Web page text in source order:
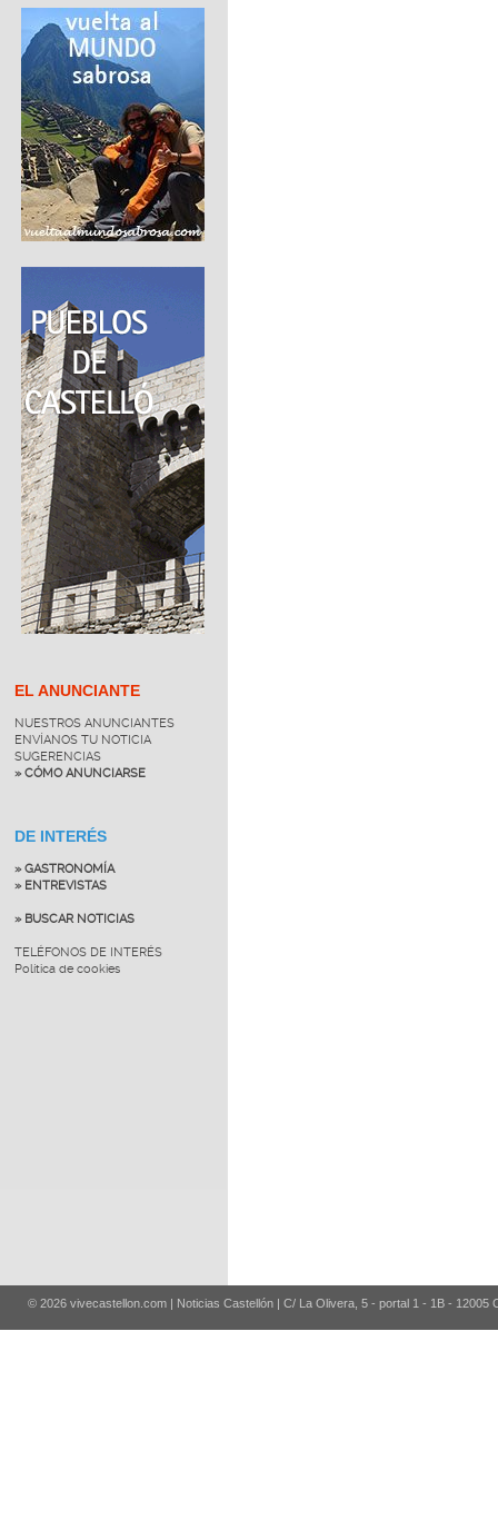
EL ANUNCIANTE
NUESTROS ANUNCIANTES
ENVÍANOS TU NOTICIA
SUGERENCIAS
» CÓMO ANUNCIARSE
DE INTERÉS
» GASTRONOMÍA
» ENTREVISTAS
» BUSCAR NOTICIAS
TELÉFONOS DE INTERÉS
Política de cookies
© 2026 vivecastellon.com | Noticias Castellón | C/ La Olivera, 5 - portal 1 - 1B - 12005